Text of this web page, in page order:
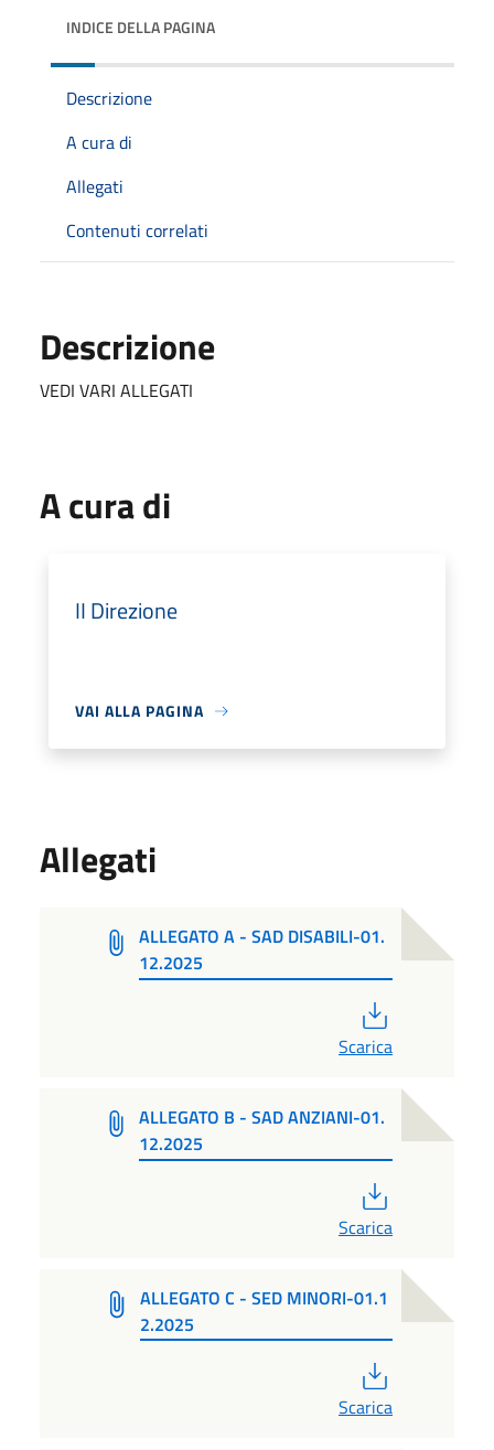
INDICE DELLA PAGINA
Descrizione
A cura di
Allegati
Contenuti correlati
Descrizione
VEDI VARI ALLEGATI
A cura di
II Direzione
VAI ALLA PAGINA
Allegati
ALLEGATO A - SAD DISABILI-01.
12.2025
Scarica
ALLEGATO B - SAD ANZIANI-01.
12.2025
Scarica
ALLEGATO C - SED MINORI-01.1
2.2025
Scarica